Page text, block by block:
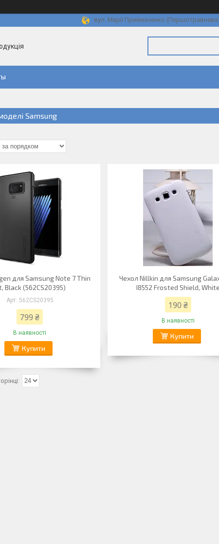
вул. Марії Приймаченко
Samsung
для Samsung Note 7 Thin
Black (562CS20395)
562CS20395
799 ₴
В наявності
Купити
Чехол Nillkin для Samsung
I8552 Frosted Shield, White
190 ₴
В наявності
Купити